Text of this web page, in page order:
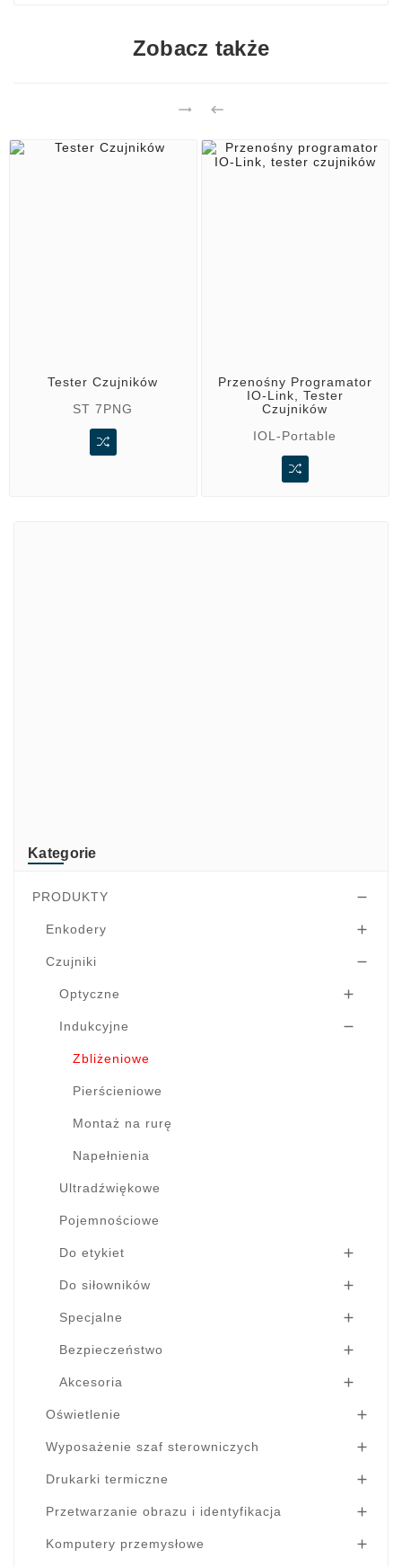
Zobacz także
 
Tester Czujników
ST 7PNG
Przenośny Programator
IO-Link, Tester
Czujników
IOL-Portable
Kategorie
PRODUKTY 
Enkodery 
Czujniki 
Optyczne 
Indukcyjne 
Zbliżeniowe
Pierścieniowe
Montaż na rurę
Napełnienia
Ultradźwiękowe
Pojemnościowe
Do etykiet 
Do siłowników 
Specjalne 
Bezpieczeństwo 
Akcesoria 
Oświetlenie 
Wyposażenie szaf sterowniczych 
Drukarki termiczne 
Przetwarzanie obrazu i identyfikacja 
Komputery przemysłowe 